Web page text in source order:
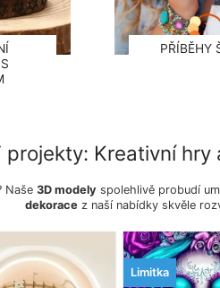
PŘÍBĚHY
projekty: Kreativní
Naše 3D modely spolehlivě probudí
dekoracez naší nabídky skvěle
Limitka